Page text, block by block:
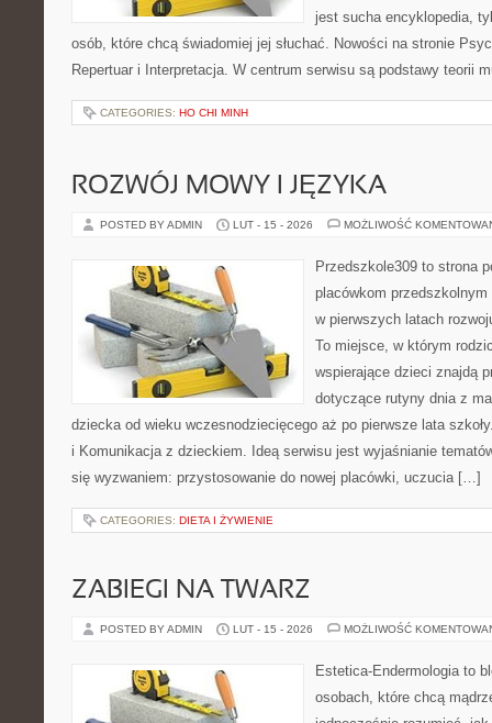
jest sucha encyklopedia,
osób, które chcą świadomiej jej słuchać. Nowości na stronie
Repertuar i Interpretacja. W centrum serwisu są podstawy teorii
CATEGORIES: HO CHI MINH
ROZWÓJ MOWY I JĘZYKA
POSTED BY ADMIN LUT - 15 - 2026 MOŻLIWOŚĆ
Przedszkole309 to strona
placówkom
w pierwszych latach
To miejsce, w którym
wspierające dzieci znajdą
dotyczące rutyny dnia z
dziecka od wieku wczesnodziecięcego aż po pierwsze lata
i Komunikacja z dzieckiem. Ideą serwisu jest wyjaśnianie
się wyzwaniem: przystosowanie do nowej placówki, uczucia […]
CATEGORIES: DIETA I ŻYWIENIE
ZABIEGI NA TWARZ
POSTED BY ADMIN LUT - 15 - 2026 MOŻLIWOŚĆ
Estetica-Endermologia to
osobach, które chcą